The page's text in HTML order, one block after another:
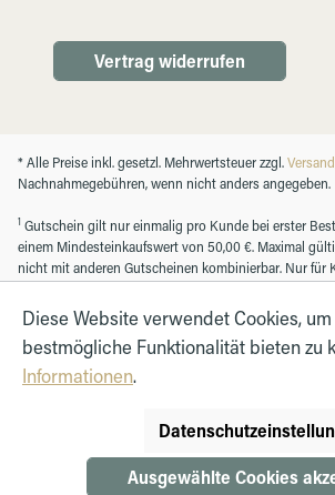
Vertrag widerrufen
* Alle Preise inkl. gesetzl. Mehrwertsteuer zzgl.
Nachnahmegebühren, wenn nicht anders angegeben.
1 Gutschein gilt nur einmalig pro Kunde bei erster
einem Mindesteinkaufswert von 50,00 €. Maximal
nicht mit anderen Gutscheinen kombinierbar. Nur für
Diese Website verwendet Cookies,
bestmögliche Funktionalität bieten zu
Informationen.
Ausgewählte Cookies